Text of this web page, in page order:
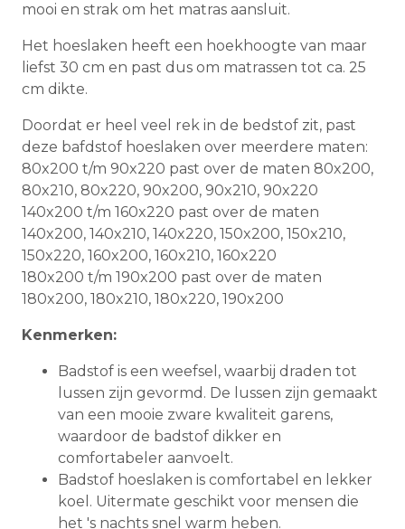
mooi en strak om het matras aansluit.
Het hoeslaken heeft een hoekhoogte van maar
liefst 30 cm en past dus om matrassen tot ca. 25
cm dikte.
Doordat er heel veel rek in de bedstof zit, past
deze bafdstof hoeslaken over meerdere maten:
80x200 t/m 90x220 past over de maten 80x200,
80x210, 80x220, 90x200, 90x210, 90x220
140x200 t/m 160x220 past over de maten
140x200, 140x210, 140x220, 150x200, 150x210,
150x220, 160x200, 160x210, 160x220
180x200 t/m 190x200 past over de maten
180x200, 180x210, 180x220, 190x200
Kenmerken:
Badstof is een weefsel, waarbij draden tot
lussen zijn gevormd. De lussen zijn gemaakt
van een mooie zware kwaliteit garens,
waardoor de badstof dikker en
comfortabeler aanvoelt.
Badstof hoeslaken is comfortabel en lekker
koel. Uitermate geschikt voor mensen die
het 's nachts snel warm heben.